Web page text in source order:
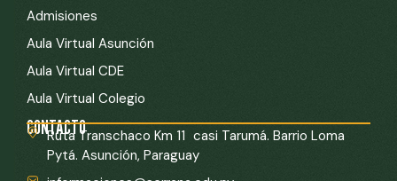
Admisiones
Aula Virtual Asunción
Aula Virtual CDE
Aula Virtual Colegio
CONTACTO
Ruta Transchaco Km 11 casi Tarumá. Barrio Loma
Pytá. Asunción, Paraguay